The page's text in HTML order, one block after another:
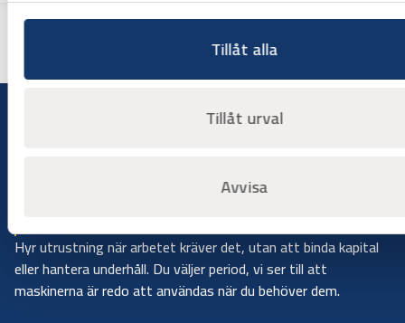
Tillåt alla
Tillåt urval
Avvisa
Hyr när du behöver det
Hyr utrustning när arbetet kräver det, utan att binda kapital
eller hantera underhåll. Du väljer period, vi ser till att
maskinerna är redo att användas när du behöver dem.